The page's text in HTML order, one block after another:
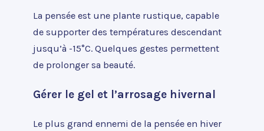
La pensée est une plante rustique, capable
de supporter des températures descendant
jusqu’à -15°C. Quelques gestes permettent
de prolonger sa beauté.
Gérer le gel et l’arrosage hivernal
Le plus grand ennemi de la pensée en hiver